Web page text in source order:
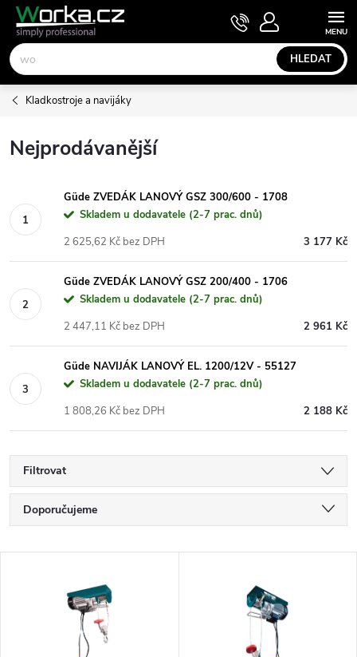
Přejít
obsah
HLEDAT
NÁKUPNÍ
KOŠÍK
Kladkostroje a navijáky
Nejprodávanější
Güde ZVEDÁK LANOVÝ GSZ 300/600 - 1708
Skladem u dodavatele (2-7 prac. dnů)
3 177 Kč
2 625,62 Kč bez DPH
Güde ZVEDÁK LANOVÝ GSZ 200/400 - 1706
Skladem u dodavatele (2-7 prac. dnů)
2 961 Kč
2 447,11 Kč bez DPH
Güde NAVIJÁK LANOVÝ EL. 1200/12V - 55127
Skladem u dodavatele (2-7 prac. dnů)
2 188 Kč
1 808,26 Kč bez DPH
Filtrovat
Ř
a
Doporučujeme
Nejprodávanější